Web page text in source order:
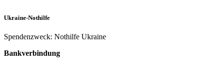
Ukraine-Nothilfe
Spendenzweck: Nothilfe Ukraine
Bankverbindung